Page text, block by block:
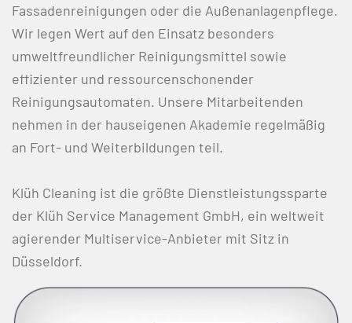
Fassadenreinigungen oder die Außenanlagenpflege.
Wir legen Wert auf den Einsatz besonders
umweltfreundlicher Reinigungsmittel sowie
effizienter und ressourcenschonender
Reinigungsautomaten. Unsere Mitarbeitenden
nehmen in der hauseigenen Akademie regelmäßig
an Fort- und Weiterbildungen teil.
Klüh Cleaning ist die größte Dienstleistungssparte
der Klüh Service Management GmbH, ein weltweit
agierender Multiservice-Anbieter mit Sitz in
Düsseldorf.